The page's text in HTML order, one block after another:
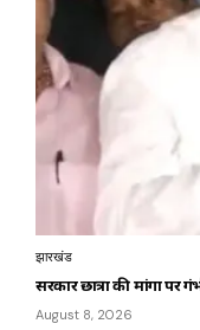
झारखंड
सरकार छात्रों की मांगों पर
August 8, 2026